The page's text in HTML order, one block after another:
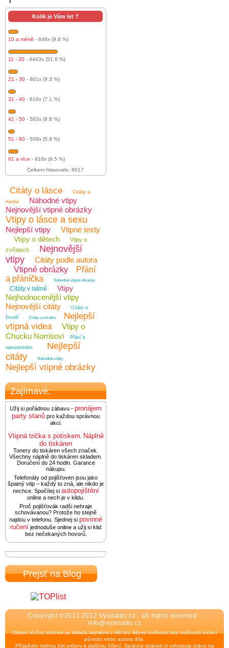
Kolik je Vám let ?
10 a méně - 848x (9.8 %)
11 - 20 - 4443x (51.6 %)
21 - 30 - 801x (9.3 %)
31 - 40 - 616x (7.1 %)
41 - 50 - 583x (6.8 %)
51 - 60 - 508x (5.9 %)
61 a více - 818x (9.5 %)
Celkem hlasovalo: 8617
Citáty o lásce
Citáty a
motta
Náhodné vtipy
Nejnovější vtipné obrázky
Vtipy o lásce a sexu
Nejlepší vtipy Vtipné texty
Vtipy o dětech
Vtipy o
zvířatech
Nejnovější
vtipy
Citáty podle autora
Vtipné obrázky
Přání
a přáníčka
Náhodné vtipné obrázky
Citáty v latině Vtipy
Nejhodnocenější vtipy
Nejnovější citáty
Citáty o
životě
Citáty o smutku
Nejlepší
vtipná videa
Vtipy o
Chucku Norrisovi
Přání k
narozeninám
Nejlepší
citáty
Náhodné citáty
Nejlepší vtipné obrázky
Zajímavé:
Užij si pořádnou zábavu - pronájem
party stanů pro každou správnou
akci.
Vtipná trička s potiskem Náplně
do tiskáren
Tonery do tiskáren všech značek.
Všechny náplně do tiskáren skladem.
Doručení do 24 hodin. Garance
nákupu.
Telefonáty od pojišťoven jsou jako
špatný vtip – každý to zná, ale nikdo je
nechce. Spočítej si autopojištění
online a nech je v klidu.
Proč pojišťovák radši nehraje
schovávanou? Protože ho stejně
najdou v telefonu. Sjednej si povinné
ručení jednoduše online a užij si klid
bez nečekaných hovorů.
Prejsť na Blog
Copyright ©2011-2012 Vysmátej.cz - all rights reserved -
info@vysmatej.cz
Obsah těchto stránek se skládá zejména z děl tzv. lidové tvořivosti bez možnosti určení
původu nebo autora díla.
Příspěvky mohou být určeny k dalšímu šíření. Správce stránek si vyhrazuje právo na